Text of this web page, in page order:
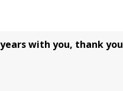
with you, thank you